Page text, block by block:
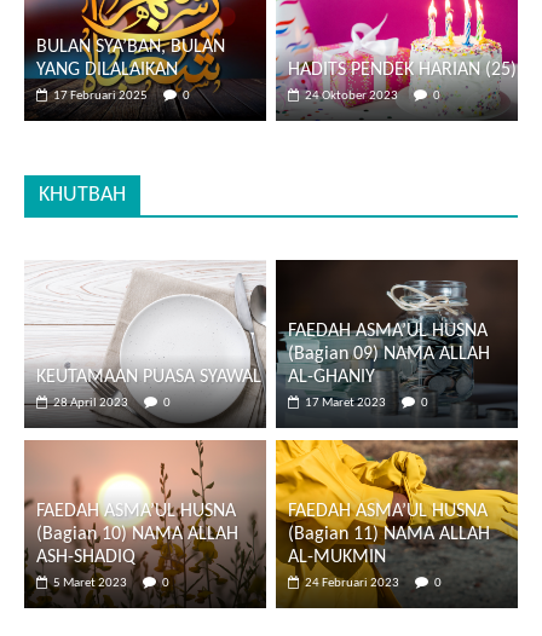
BULAN SYA’BAN, BULAN
YANG DILALAIKAN
17 Februari 2025 0
HADITS PENDEK HARIAN (25)
24 Oktober 2023 0
KHUTBAH
KEUTAMAAN PUASA SYAWAL
28 April 2023 0
FAEDAH ASMA’UL HUSNA
(Bagian 09) NAMA ALLAH
AL-GHANIY
17 Maret 2023 0
FAEDAH ASMA’UL HUSNA
(Bagian 10) NAMA ALLAH
ASH-SHADIQ
5 Maret 2023 0
FAEDAH ASMA’UL HUSNA
(Bagian 11) NAMA ALLAH
AL-MUKMIN
24 Februari 2023 0